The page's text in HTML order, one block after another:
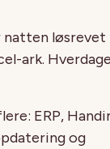
natten
ark.
ERP,
og